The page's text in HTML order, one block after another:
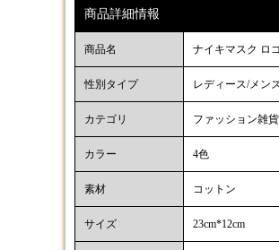
商品詳細情報
商品名 ナイキマスク ロ
性別タイプ レディース/メン
カテゴリ ファッション雑
カラー 4色
素材 コットン
サイズ 23cm*12cm